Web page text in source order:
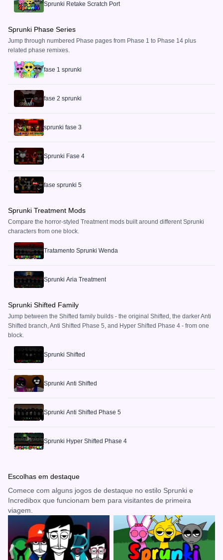
Sprunki Retake Scratch Port
Sprunki Phase Series
Jump through numbered Phase pages from Phase 1 to Phase 14 plus
related phase remixes.
fase 1 sprunki
fase 2 sprunki
sprunki fase 3
Sprunki Fase 4
fase sprunki 5
Sprunki Treatment Mods
Compare the horror-styled Treatment mods built around different Sprunki
characters from one block.
Tratamento Sprunki Wenda
Sprunki Aria Treatment
Sprunki Shifted Family
Jump between the Shifted family builds - the original Shifted, the darker Anti
Shifted branch, Anti Shifted Phase 5, and Hyper Shifted Phase 4 - from one
block.
Sprunki Shifted
Sprunki Anti Shifted
Sprunki Anti Shifted Phase 5
Sprunki Hyper Shifted Phase 4
Escolhas em destaque
Comece com alguns jogos de destaque no estilo Sprunki e
Incredibox que funcionam bem para visitantes de primeira
viagem.